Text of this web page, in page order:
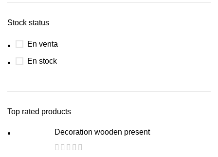
Stock status
En venta
En stock
Top rated products
Decoration wooden present